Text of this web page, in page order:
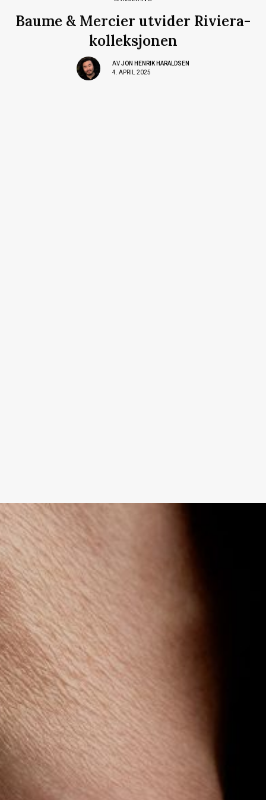
Baume & Mercier utvider Riviera-
kolleksjonen
AVJON HENRIK HARALDSEN
4. APRIL 2025